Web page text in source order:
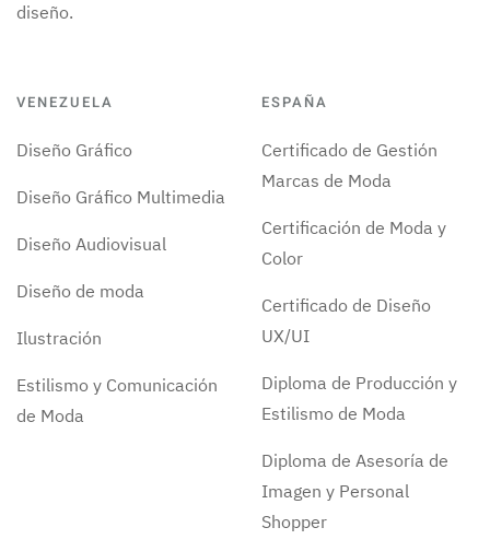
diseño.
VENEZUELA
Diseño Gráfico
Diseño Gráfico Multimedia
Diseño Audiovisual
Diseño de moda
Ilustración
Estilismo y Comunicación
de Moda
ESPAÑA
Certificado de Gestión
Marcas de Moda
Certificación de Moda y
Color
Certificado de Diseño
UX/UI
Diploma de Producción y
Estilismo de Moda
Diploma de Asesoría de
Imagen y Personal
Shopper